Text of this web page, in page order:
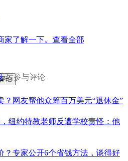
了解一下。 查看全部
后参与评论
论
？网友帮他众筹百万美元“退休金”
纽约特教老师反遭学校责怪：他
？专家公开6个省钱方法，谈得好